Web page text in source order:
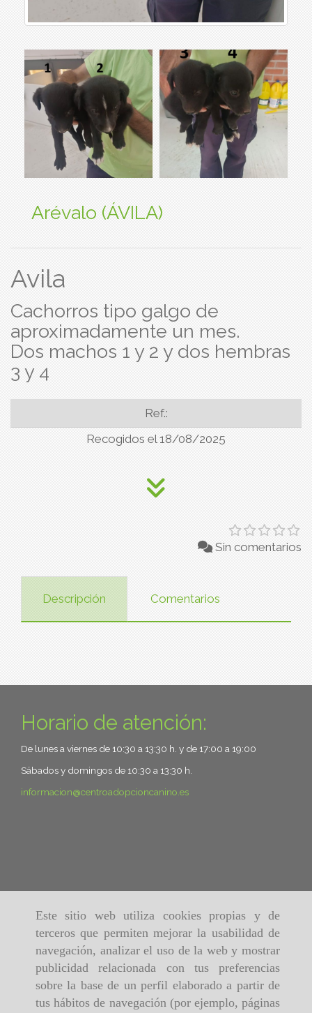
Este sitio web utiliza cookies propias y de
terceros que permiten mejorar la usabilidad de
navegación, analizar el uso de la web y mostrar
publicidad relacionada con tus preferencias
sobre la base de un perfil elaborado a partir de
tus hábitos de navegación (por ejemplo, páginas
Arévalo (ÁVILA)
Avila
Cachorros tipo galgo de
aproximadamente un mes.
Dos machos 1 y 2 y dos hembras
3 y 4
Ref.:
Recogidos el 18/08/2025
Sin comentarios
Descripción Comentarios
Horario de atención:
De lunes a viernes de 10:30 a 13:30 h. y de 17:00 a 19:00
Sábados y domingos de 10:30 a 13:30 h.
informacion
centroadopcioncanino.es